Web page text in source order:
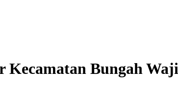
Kecamatan Bungah